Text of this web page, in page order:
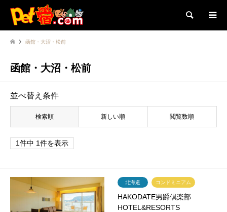
検索
函館・大沼・松前
函館・大沼・松前
並べ替え条件
検索順 新しい順 閲覧数順
1件中 1件を表示
北海道 コンドミニアム
HAKODATE男爵倶楽部
HOTEL&RESORTS